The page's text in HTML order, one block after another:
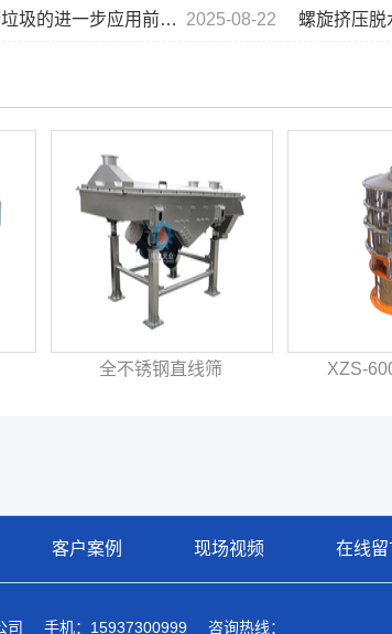
2025-08-22
的进一步应用前景... 螺旋挤压脱
全不锈钢直线筛 XZS-
客户案例 现场视频 在线留
司 手机：15937300999 咨询热线：